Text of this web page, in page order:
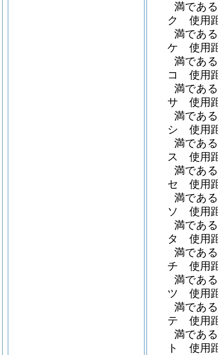
満であ
ク
使用
満であ
ケ
使用
満であ
コ
使用
満であ
サ
使用
満であ
シ
使用
満であ
ス
使用
満であ
セ
使用
満であ
ソ
使用
満であ
タ
使用
満であ
チ
使用
満であ
ツ
使用
満であ
テ
使用
満であ
ト
使用